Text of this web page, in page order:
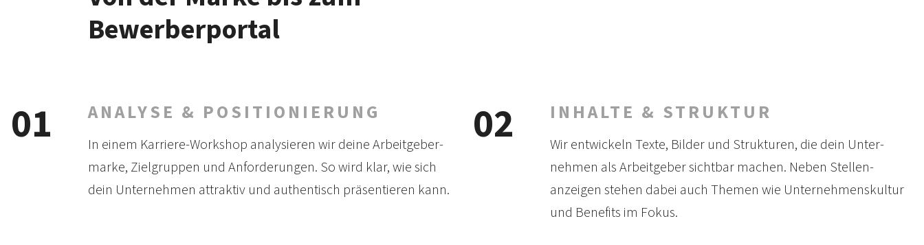
Bewerberportal
01 ANALYSE & POSITIONIERUNG
In einem Karriere-Workshop analy­sieren wir deine Arbeit­geber­
marke, Ziel­gruppen und Anforder­ungen. So wird klar, wie sich
dein Unter­nehmen attraktiv und authen­tisch präsen­tieren kann.
02 INHALTE & STRUKTUR
Wir ent­wickeln Texte, Bilder und Strukturen, die dein Unter­
nehmen als Arbeit­geber sichtbar machen. Neben Stellen­
anzeigen stehen dabei auch Themen wie Unter­nehmens­kultur
und Benefits im Fokus.